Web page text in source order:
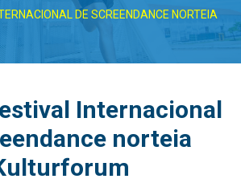
DE SCREENDANCE NORTEIA
Internacional
norteia